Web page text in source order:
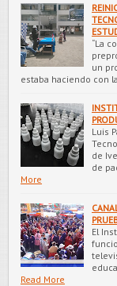
“La
un
estaba haciendo con
Luis
de
de
More
El
Read More